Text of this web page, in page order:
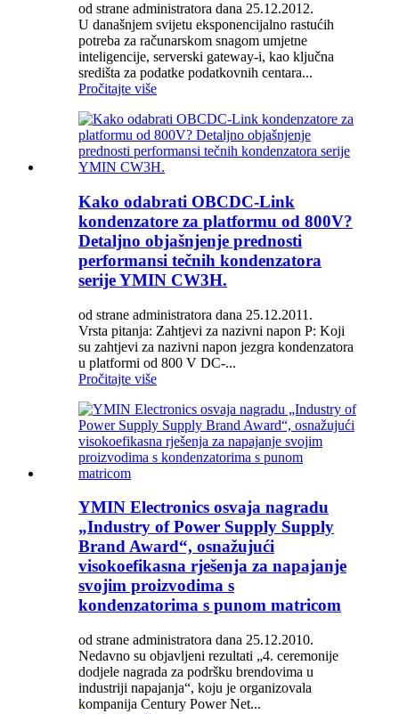
od strane administratora dana 25.12.2012.
U današnjem svijetu eksponencijalno rastućih
potreba za računarskom snagom umjetne
inteligencije, serverski gateway-i, kao ključna
središta za podatke podatkovnih centara...
Pročitajte više
Kako odabrati OBCDC-Link
kondenzatore za platformu od 800V?
Detaljno objašnjenje prednosti
performansi tečnih kondenzatora
serije YMIN CW3H.
od strane administratora dana 25.12.2011.
Vrsta pitanja: Zahtjevi za nazivni napon P: Koji
su zahtjevi za nazivni napon jezgra kondenzatora
u platformi od 800 V DC-...
Pročitajte više
YMIN Electronics osvaja nagradu
„Industry of Power Supply Supply
Brand Award“, osnažujući
visokoefikasna rješenja za napajanje
svojim proizvodima s
kondenzatorima s punom matricom
od strane administratora dana 25.12.2010.
Nedavno su objavljeni rezultati „4. ceremonije
dodjele nagrada za podršku brendovima u
industriji napajanja“, koju je organizovala
kompanija Century Power Net...